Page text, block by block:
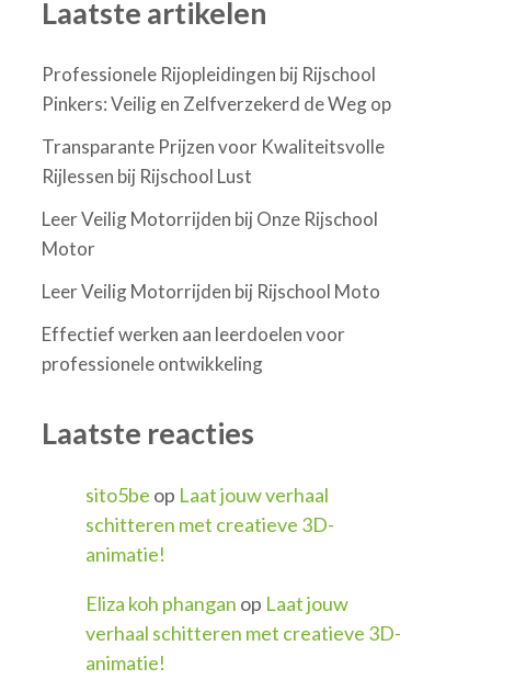
Laatste artikelen
Professionele Rijopleidingen bij Rijschool
Pinkers: Veilig en Zelfverzekerd de Weg op
Transparante Prijzen voor Kwaliteitsvolle
Rijlessen bij Rijschool Lust
Leer Veilig Motorrijden bij Onze Rijschool
Motor
Leer Veilig Motorrijden bij Rijschool Moto
Effectief werken aan leerdoelen voor
professionele ontwikkeling
Laatste reacties
sito5be op Laat jouw verhaal
schitteren met creatieve 3D-
animatie!
Eliza koh phangan op Laat jouw
verhaal schitteren met creatieve 3D-
animatie!